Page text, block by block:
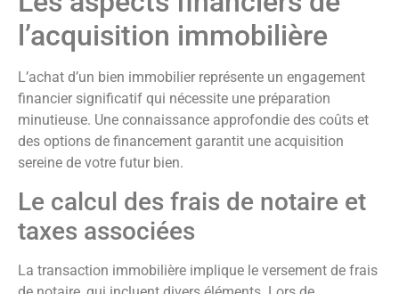
l’acquisition immobilière
L’achat d’un bien immobilier représente un engagement
financier significatif qui nécessite une préparation
minutieuse. Une connaissance approfondie des coûts et
des options de financement garantit une acquisition
sereine de votre futur bien.
Le calcul des frais de notaire et
taxes associées
La transaction immobilière implique le versement de frais